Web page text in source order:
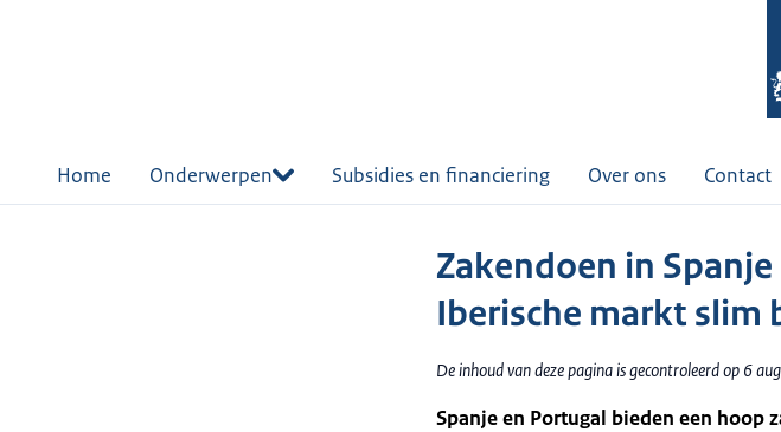
Home Onderwerpen Subsidies en financiering Over ons Contact
Zakendoen in
Iberische markt slim
De inhoud van deze pagina is gecontroleerd op 6
Spanje en Portugal bieden een hoop